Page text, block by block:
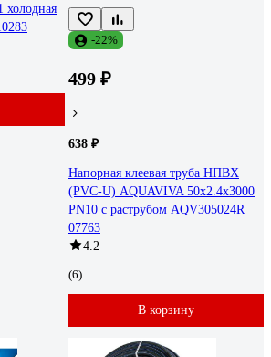
холодная
-22%
499 ₽
638 ₽
Напорная клеевая труба НПВХ
(PVC-U) AQUAVIVA 50x2.4x3000
PN10 с раструбом AQV305024R
07763
4.2
(6)
В корзину